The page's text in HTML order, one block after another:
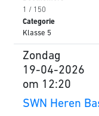
1 / 150
Categorie
Klasse 5
Zondag
19-04-2026
om 12:20
SWN Heren